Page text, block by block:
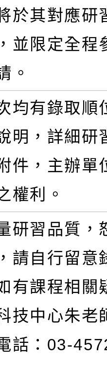
於其對應研
並限定全程
。
均有錄取順
明，詳細研
件，主辦單
權利。
研習品質，
請自行留意
有課程相關
技中心朱老
話：03-